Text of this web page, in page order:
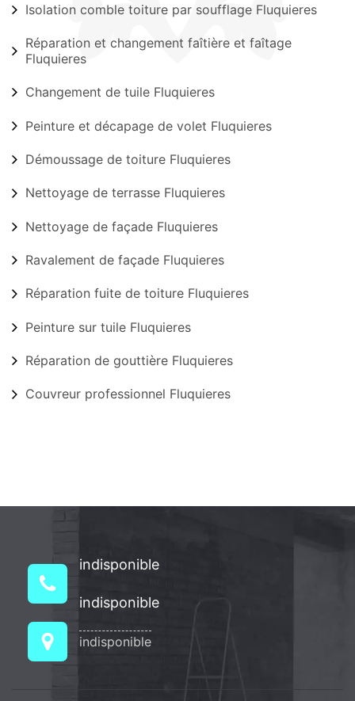
Isolation comble toiture par soufflage Fluquieres
Réparation et changement faîtière et faîtage
Fluquieres
Changement de tuile Fluquieres
Peinture et décapage de volet Fluquieres
Démoussage de toiture Fluquieres
Nettoyage de terrasse Fluquieres
Nettoyage de façade Fluquieres
Ravalement de façade Fluquieres
Réparation fuite de toiture Fluquieres
Peinture sur tuile Fluquieres
Réparation de gouttière Fluquieres
Couvreur professionnel Fluquieres
indisponible
indisponible
indisponible